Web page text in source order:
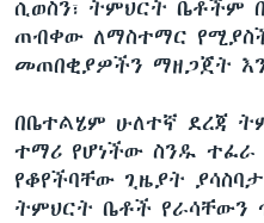
ሲወስን፣ ትምህርት ቤቶችም
ጠብቀው ለማስተማር
መጠበቂያዎችን ማዘጋጀት
በቤተልሄም ሁለተኛ ደረጃ
ተማሪ የሆነችው ስንዱ
የቆየችባቸው ጊዜያት
ትምህርት ቤቶች የራሳቸውን